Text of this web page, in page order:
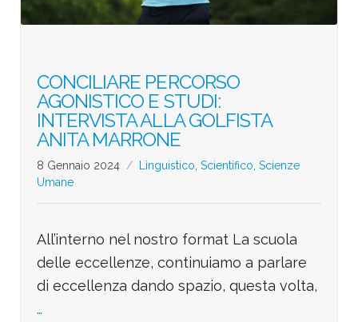
CONCILIARE PERCORSO
AGONISTICO E STUDI:
INTERVISTA ALLA GOLFISTA
ANITA MARRONE
8 Gennaio 2024 Linguistico Scientifico Scienze
Umane
All’interno nel nostro format La scuola
delle eccellenze, continuiamo a parlare
di eccellenza dando spazio, questa volta,
…